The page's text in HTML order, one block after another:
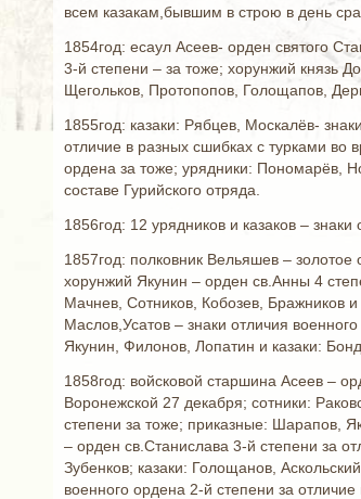
всем казакам,бывшим в строю в день
1854год: есаул Асеев- орден святого
3-й степени – за тоже; хорунжий князь
Щегольков, Протопопов, Голощапов,
1855год: казаки: Рябцев, Москалёв-
отличие в разных сшибках с турками во
ордена за тоже; урядники: Пономарёв,
составе Гурийского отряда.
1856год: 12 урядников и казаков –
1857год: полковник Вельяшев –
хорунжий Якунин – орден св.Анны 4
Мачнев, Сотников, Кобозев, Бражников
Маслов,Усатов – знаки отличия
Якунин, Филонов, Лопатин и казаки:
1858год: войсковой старшина Асеев –
Воронежской 27 декабря; сотники:
степени за тоже; приказные: Шарапов,
– орден св.Станислава 3-й степени за
Зубенков; казаки: Голощанов,
военного ордена 2-й степени за